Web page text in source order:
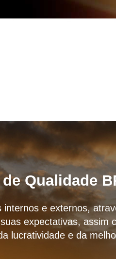
Qualidade
internos e externos,
expectativas, assim
lucratividade e da